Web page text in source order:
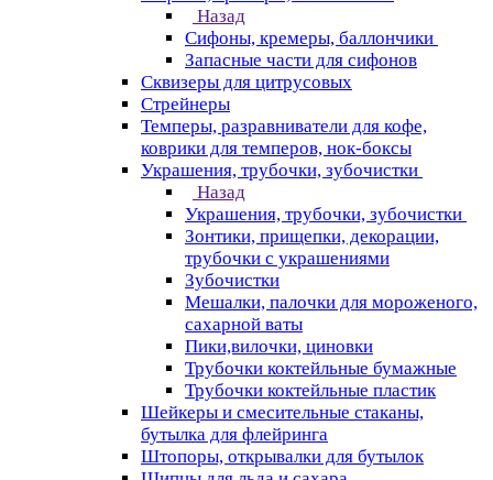
Назад
Сифоны, кремеры, баллончики
Запасные части для сифонов
Сквизеры для цитрусовых
Стрейнеры
Темперы, разравниватели для кофе,
коврики для темперов, нок-боксы
Украшения, трубочки, зубочистки
Назад
Украшения, трубочки, зубочистки
Зонтики, прищепки, декорации,
трубочки с украшениями
Зубочистки
Мешалки, палочки для мороженого,
сахарной ваты
Пики,вилочки, циновки
Трубочки коктейльные бумажные
Трубочки коктейльные пластик
Шейкеры и смесительные стаканы,
бутылка для флейринга
Штопоры, открывалки для бутылок